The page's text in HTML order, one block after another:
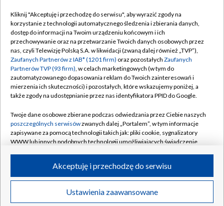
TVP
Abonament TVP
Emisja w TVP
Centrum informacji TVP
Naziemna Telewizja Cyfrowa
Rada Programowa
System NOS
Informacje o nadawcy
Program dla prasy
Ogłoszenie przetargowe
Regulamin TVP
Polityka prywatności
Moje zgody
Pomoc
Kontakt
Kanały
©2026 Telewizja Polska S.A. w likwidacji
Kliknij "Akceptuję i przechodzę do serwisu", aby wyrazić zgody na
korzystanie z technologii automatycznego śledzenia i zbierania danych,
dostęp do informacji na Twoim urządzeniu końcowym i ich
przechowywanie oraz na przetwarzanie Twoich danych osobowych przez
nas, czyli Telewizję Polską S.A. w likwidacji (zwaną dalej również „TVP”),
Zaufanych Partnerów z IAB* (1201 firm) oraz pozostałych Zaufanych
Partnerów TVP (93 firm), w celach marketingowych (w tym do
zautomatyzowanego dopasowania reklam do Twoich zainteresowań i
mierzenia ich skuteczności) i pozostałych, które wskazujemy poniżej, a
także zgody na udostępnianie przez nas identyfikatora PPID do Google.
Twoje dane osobowe zbierane podczas odwiedzania przez Ciebie naszych
poszczególnych serwisówzwanych dalej „Portalem”, w tym informacje
zapisywane za pomocą technologii takich jak: pliki cookie, sygnalizatory
WWW lub innych podobnych technologii umożliwiających świadczenie
ruchu w Internecie.
Twoje dane osobowe zbierane podczas odwiedzania przez Ciebie
poszczególnych serwisówna Portalu, takie jak adresy IP, identyfikatory
Ustawienia zaawansowane
Akceptuję i przechodzę do serwisu